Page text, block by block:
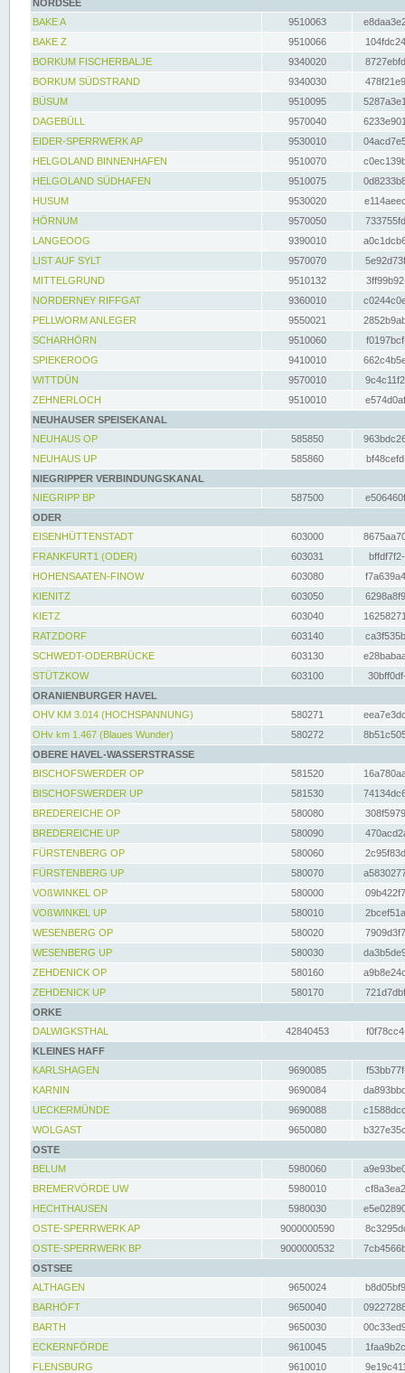
NORDSEE
BAKE A
9510063
BAKE Z
9510066
BORKUM FISCHERBALJE
9340020
BORKUM SÜDSTRAND
9340030
BÜSUM
9510095
DAGEBÜLL
9570040
EIDER-SPERRWERK AP
9530010
HELGOLAND BINNENHAFEN
9510070
HELGOLAND SÜDHAFEN
9510075
HUSUM
9530020
HÖRNUM
9570050
LANGEOOG
9390010
LIST AUF SYLT
9570070
MITTELGRUND
9510132
NORDERNEY RIFFGAT
9360010
PELLWORM ANLEGER
9550021
SCHARHÖRN
9510060
SPIEKEROOG
9410010
WITTDÜN
9570010
ZEHNERLOCH
9510010
NEUHAUSER SPEISEKANAL
NEUHAUS OP
585850
NEUHAUS UP
585860
NIEGRIPPER VERBINDUNGSKANAL
NIEGRIPP BP
587500
ODER
EISENHÜTTENSTADT
603000
FRANKFURT1 (ODER)
603031
HOHENSAATEN-FINOW
603080
KIENITZ
603050
KIETZ
603040
RATZDORF
603140
SCHWEDT-ODERBRÜCKE
603130
STÜTZKOW
603100
ORANIENBURGER HAVEL
OHV KM 3.014 (HOCHSPANNUNG)
580271
OHv km 1.467 (Blaues Wunder)
580272
OBERE HAVEL-WASSERSTRASSE
BISCHOFSWERDER OP
581520
BISCHOFSWERDER UP
581530
BREDEREICHE OP
580080
BREDEREICHE UP
580090
FÜRSTENBERG OP
580060
FÜRSTENBERG UP
580070
VOßWINKEL OP
580000
VOßWINKEL UP
580010
WESENBERG OP
580020
WESENBERG UP
580030
ZEHDENICK OP
580160
ZEHDENICK UP
580170
ORKE
DALWIGKSTHAL
42840453
KLEINES HAFF
KARLSHAGEN
9690085
KARNIN
9690084
UECKERMÜNDE
9690088
WOLGAST
9650080
OSTE
BELUM
5980060
BREMERVÖRDE UW
5980010
HECHTHAUSEN
5980030
OSTE-SPERRWERK AP
9000000590
OSTE-SPERRWERK BP
9000000532
OSTSEE
ALTHAGEN
9650024
BARHÖFT
9650040
BARTH
9650030
ECKERNFÖRDE
9610045
FLENSBURG
9610010